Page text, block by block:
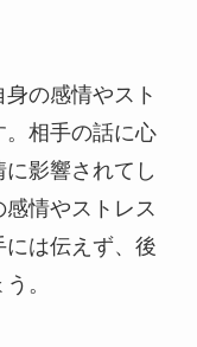
の感情やスト
。相手の話に心
影響されてし
情やストレス
は伝えず、後
。